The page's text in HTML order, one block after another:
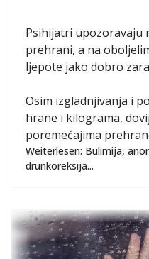
Psihijatri upozoravaju
prehrani, a na
ljepote jako dobro
Osim izgladnjivanja i
hrane i kilograma,
poremećajima
Weiterlesen: Bulimija,
drunkoreksija...